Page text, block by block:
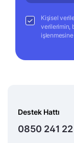
Kişisel
verilerimin,
Destek Hattı
0850 241 22